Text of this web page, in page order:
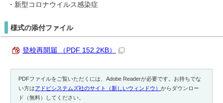
・新型コロナウイルス感染症
様式の添付ファイル
登校再開届 （PDF 152.2KB）
PDFファイルをご覧いただくには、Adobe Readerが必要です。お持ちでな
い方はアドビシステムズ社のサイト（新しいウィンドウ）からダウンロー
ド（無料）してください。